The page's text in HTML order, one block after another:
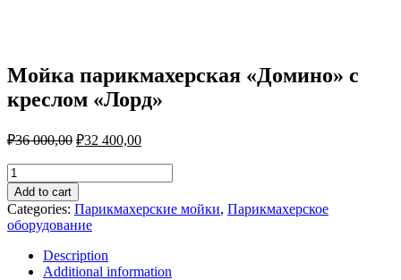
Мойка парикмахерская «Домино» с
креслом «Лорд»
₽36 000,00 ₽32 400,00
Мойка
парикмахерская
«Домино»
с
креслом
«Лорд»
quantity
Add to cart
Categories: Парикмахерские мойки, Парикмахерское
оборудование
Description
Additional information